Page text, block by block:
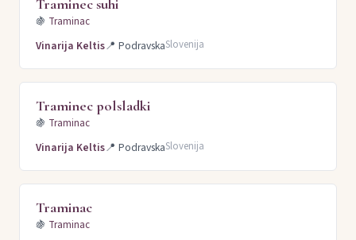
Traminec suhi
🍇 Traminac
Vinarija Keltis📍 PodravskaSlovenija
Traminec polsladki
🍇 Traminac
Vinarija Keltis📍 PodravskaSlovenija
Traminac
🍇 Traminac